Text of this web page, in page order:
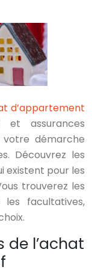
d’appartement
et assurances
démarche
Découvrez les
existent pour les
trouverez les
les facultatives,
de l’achat